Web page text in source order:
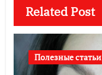
Related Post
Полезные статьи